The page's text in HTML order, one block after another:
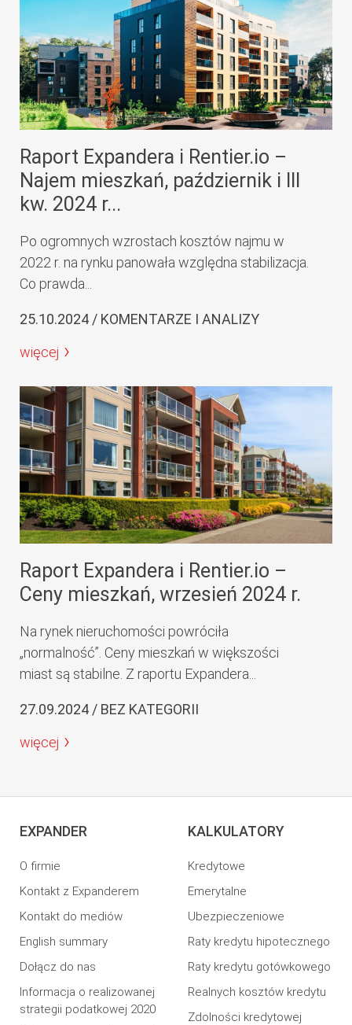
Raport Expandera i Rentier.io –
Najem mieszkań, październik i III
kw. 2024 r...
Po ogromnych wzrostach kosztów najmu w
2022 r. na rynku panowała względna stabilizacja.
Co prawda...
25.10.2024 / KOMENTARZE I ANALIZY
więcej
Raport Expandera i Rentier.io –
Ceny mieszkań, wrzesień 2024 r.
Na rynek nieruchomości powróciła
„normalność”. Ceny mieszkań w większości
miast są stabilne. Z raportu Expandera...
27.09.2024 / BEZ KATEGORII
więcej
EXPANDER
O firmie
Kontakt z Expanderem
Kontakt do mediów
English summary
Dołącz do nas
Informacja o realizowanej
strategii podatkowej 2020
KALKULATORY
Kredytowe
Emerytalne
Ubezpieczeniowe
Raty kredytu hipotecznego
Raty kredytu gotówkowego
Realnych kosztów kredytu
Zdolności kredytowej